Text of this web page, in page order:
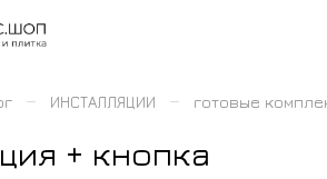
– ИНСТАЛЛЯЦИИ – готовые
+ кнопка